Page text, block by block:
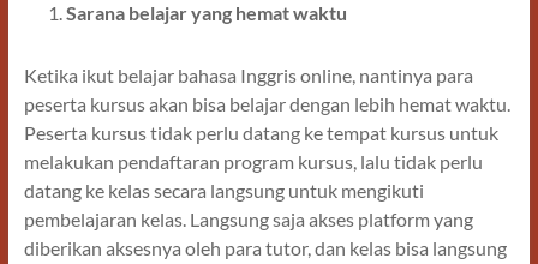
Sarana belajar yang hemat waktu
Ketika ikut belajar bahasa Inggris online, nantinya para
peserta kursus akan bisa belajar dengan lebih hemat waktu.
Peserta kursus tidak perlu datang ke tempat kursus untuk
melakukan pendaftaran program kursus, lalu tidak perlu
datang ke kelas secara langsung untuk mengikuti
pembelajaran kelas. Langsung saja akses platform yang
diberikan aksesnya oleh para tutor, dan kelas bisa langsung